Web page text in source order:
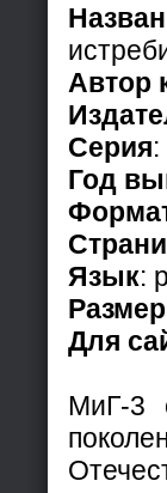
Автор
Серия
Год
Язык:
Размер
Для
МиГ-3